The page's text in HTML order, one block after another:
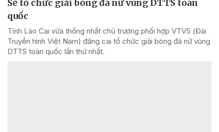
Sẽ tổ chức giải bóng đá nữ vùng DTTS toàn
quốc
Tỉnh Lào Cai vừa thống nhất chủ trương phối hợp VTV5 (Đài
Truyền hình Việt Nam) đăng cai tổ chức giải bóng đá nữ vùng
DTTS toàn quốc lần thứ nhất.